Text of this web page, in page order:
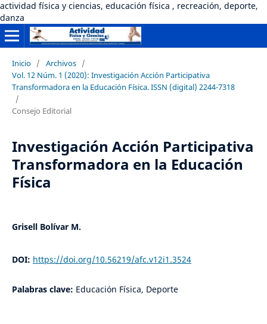
actividad física y ciencias, educación física , recreación, deporte,
danza
Inicio / Archivos /
Vol. 12 Núm. 1 (2020): Investigación Acción Participativa
Transformadora en la Educación Física. ISSN (digital) 2244-7318
/
Consejo Editorial
Investigación Acción Participativa
Transformadora en la Educación
Física
Grisell Bolívar M.
DOI: https://doi.org/10.56219/afc.v12i1.3524
Palabras clave: Educación Física, Deporte